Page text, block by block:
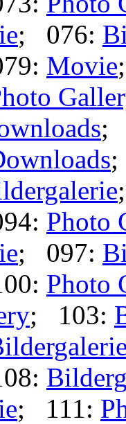
; 076:
Movie
;
Photo
; 097:
Photo
; 103:
; 111: